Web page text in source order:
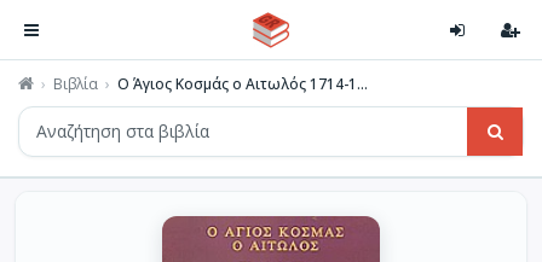
Βιβλία Ο Άγιος Κοσμάς ο Αιτωλός 1714-1...